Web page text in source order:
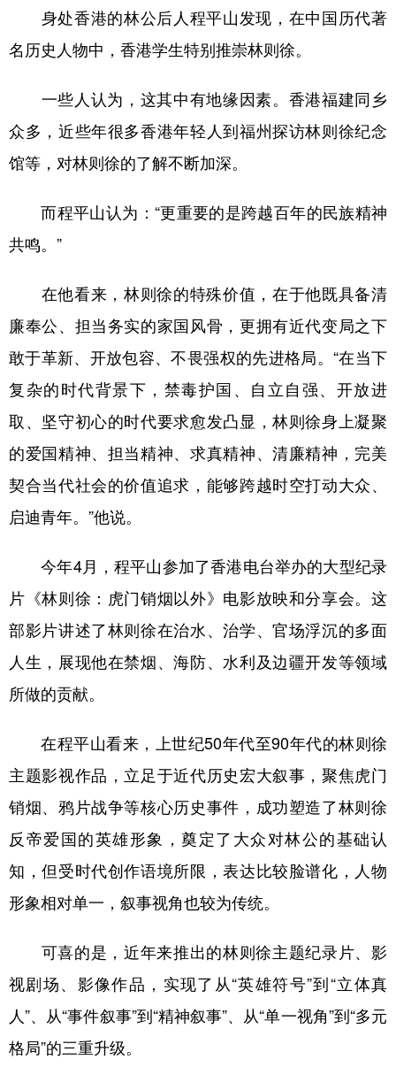
身处香港的林公后人程平山发现，在中国历代著
名历史人物中，香港学生特别推崇林则徐。
一些人认为，这其中有地缘因素。香港福建同乡
众多，近些年很多香港年轻人到福州探访林则徐纪念
馆等，对林则徐的了解不断加深。
而程平山认为：“更重要的是跨越百年的民族精神
共鸣。”
在他看来，林则徐的特殊价值，在于他既具备清
廉奉公、担当务实的家国风骨，更拥有近代变局之下
敢于革新、开放包容、不畏强权的先进格局。“在当下
复杂的时代背景下，禁毒护国、自立自强、开放进
取、坚守初心的时代要求愈发凸显，林则徐身上凝聚
的爱国精神、担当精神、求真精神、清廉精神，完美
契合当代社会的价值追求，能够跨越时空打动大众、
启迪青年。”他说。
今年4月，程平山参加了香港电台举办的大型纪录
片《林则徐：虎门销烟以外》电影放映和分享会。这
部影片讲述了林则徐在治水、治学、官场浮沉的多面
人生，展现他在禁烟、海防、水利及边疆开发等领域
所做的贡献。
在程平山看来，上世纪50年代至90年代的林则徐
主题影视作品，立足于近代历史宏大叙事，聚焦虎门
销烟、鸦片战争等核心历史事件，成功塑造了林则徐
反帝爱国的英雄形象，奠定了大众对林公的基础认
知，但受时代创作语境所限，表达比较脸谱化，人物
形象相对单一，叙事视角也较为传统。
可喜的是，近年来推出的林则徐主题纪录片、影
视剧场、影像作品，实现了从“英雄符号”到“立体真
人”、从“事件叙事”到“精神叙事”、从“单一视角”到“多元
格局”的三重升级。